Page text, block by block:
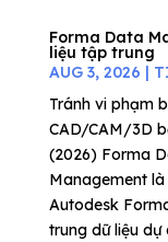
Forma Data
liệu tập trung
AUG 3, 2026 |
Tránh vi phạm
CAD/CAM/3D
(2026) Forma
Management
Autodesk
trung dữ liệu dự